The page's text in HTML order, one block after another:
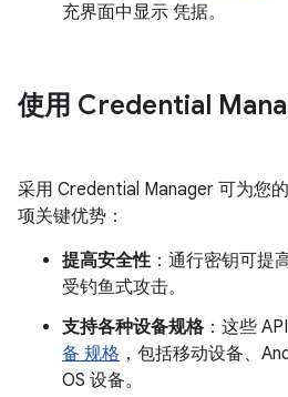
充界面中显示 凭据。
使用 Credential
采用 Credential Manager 可为您
项关键优势：
提高安全性：通行密钥可提
受钓鱼式攻击。
支持各种设备规格 ：这些
备 规格 ，包括移动设备、
OS 设备。